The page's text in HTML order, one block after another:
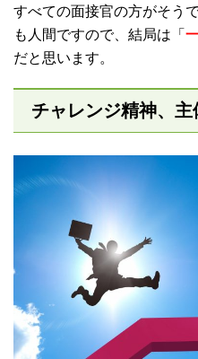
すべての面接官の方がそう
も人間ですので、結局は「
だと思います。
チャレンジ精神、